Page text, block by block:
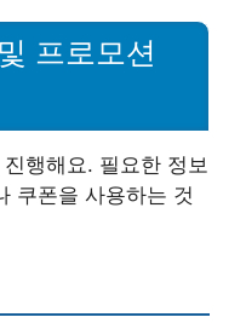
프로모션
행해요. 필요한 정보
쿠폰을 사용하는 것